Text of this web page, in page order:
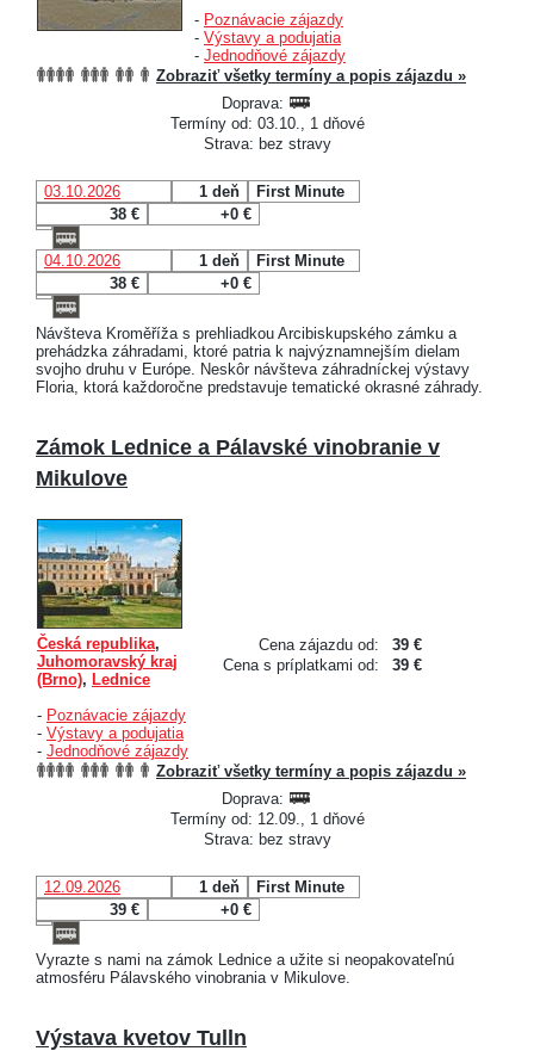
- Poznávacie zájazdy
- Výstavy a podujatia
- Jednodňové zájazdy
Zobraziť všetky termíny a popis zájazdu »
Doprava:
Termíny od: 03.10., 1 dňové
Strava: bez stravy
03.10.2026 1 deň
First Minute
38 €
+0 €
04.10.2026 1 deň
First Minute
38 €
+0 €
Návšteva Kroměříža s prehliadkou Arcibiskupského zámku a
prehádzka záhradami, ktoré patria k najvýznamnejším dielam
svojho druhu v Európe. Neskôr návšteva záhradníckej výstavy
Floria, ktorá každoročne predstavuje tematické okrasné záhrady.
Zámok Lednice a Pálavské vinobranie v
Mikulove
Cena zájazdu od:
39 €
Cena s príplatkami od:
39 €
Česká republika,
Juhomoravský kraj
(Brno), Lednice
- Poznávacie zájazdy
- Výstavy a podujatia
- Jednodňové zájazdy
Zobraziť všetky termíny a popis zájazdu »
Doprava:
Termíny od: 12.09., 1 dňové
Strava: bez stravy
12.09.2026 1 deň
First Minute
39 €
+0 €
Vyrazte s nami na zámok Lednice a užite si neopakovateľnú
atmosféru Pálavského vinobrania v Mikulove.
Výstava kvetov Tulln